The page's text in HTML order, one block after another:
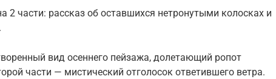
2 части: рассказ об оставшихся нетронутыми колосках и
вид осеннего пейзажа, долетающий ропот
части — мистический отголосок ответившего ветра.